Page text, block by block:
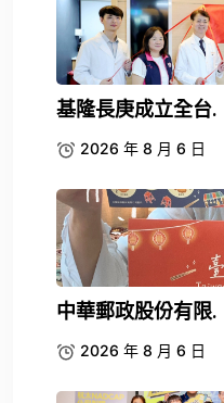
基隆長庚成立全台.
2026 年 8 月 6 日
中華郵政股份有限.
2026 年 8 月 6 日